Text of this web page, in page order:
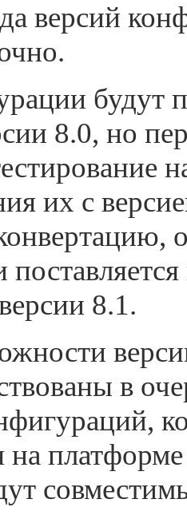
версий
будут
8.0, но
их с
8.1.
в
на